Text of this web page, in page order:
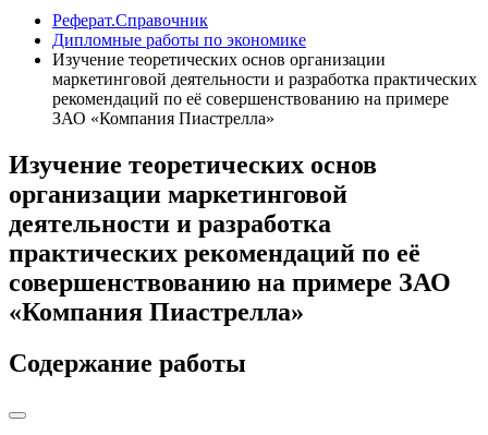
Реферат.Справочник
Дипломные работы по экономике
Изучение теоретических основ организации
маркетинговой деятельности и разработка практических
рекомендаций по её совершенствованию на примере
ЗАО «Компания Пиастрелла»
Изучение теоретических основ
организации маркетинговой
деятельности и разработка
практических рекомендаций по её
совершенствованию на примере ЗАО
«Компания Пиастрелла»
Содержание работы